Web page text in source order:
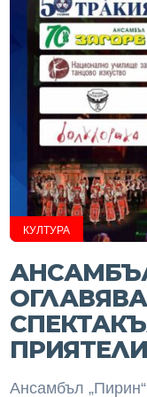
КУЛТУРА
Ансамбъл